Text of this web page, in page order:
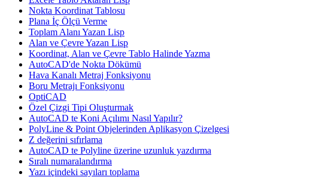
Nokta Koordinat Tablosu
Plana İç Ölçü Verme
Toplam Alanı Yazan Lisp
Alan ve Çevre Yazan Lisp
Koordinat, Alan ve Çevre Tablo Halinde Yazma
AutoCAD'de Nokta Dökümü
Hava Kanalı Metraj Fonksiyonu
Boru Metrajı Fonksiyonu
OptiCAD
Özel Çizgi Tipi Oluşturmak
AutoCAD te Koni Açılımı Nasıl Yapılır?
PolyLine & Point Objelerinden Aplikasyon Çizelgesi
Z değerini sıfırlama
AutoCAD te Polyline üzerine uzunluk yazdırma
Sıralı numaralandırma
Yazı içindeki sayıları toplama